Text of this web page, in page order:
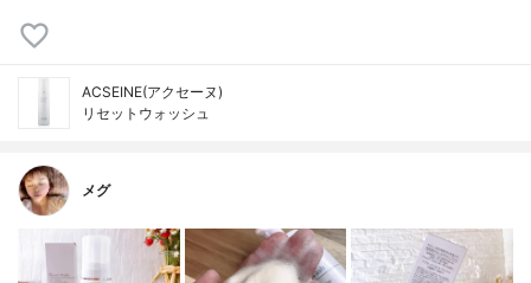
ACSEINE(アクセーヌ)
リセットウォッシュ
メグ